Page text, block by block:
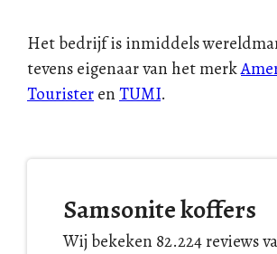
Het bedrijf is inmiddels
tevens eigenaar van het merk
TouristerenTUMI.
Samsonite koffers
Wij bekeken 82.224 reviews